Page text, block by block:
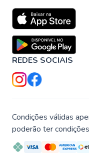
REDES SOCIAIS
Condições válidas
poderão ter